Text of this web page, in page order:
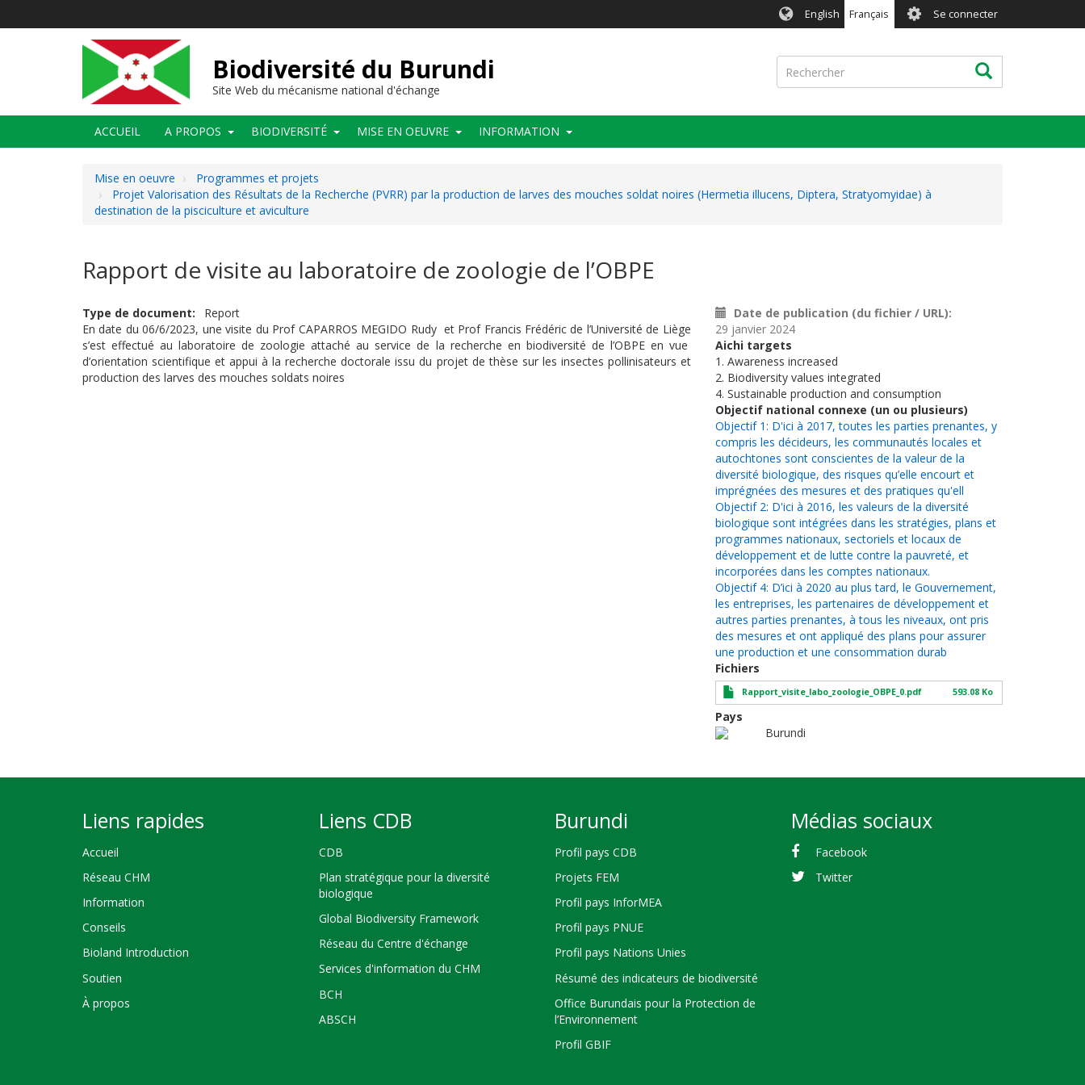
English Français User
account
menu
Se connecter
Biodiversité du Burundi
Site Web du mécanisme national d'échange
Rechercher Rechercher
Main
navigation
ACCUEIL A PROPOS BIODIVERSITÉ MISE EN OEUVRE INFORMATION
Mise en oeuvre
Programmes et projets
Projet Valorisation des Résultats de la Recherche (PVRR) par la production de larves des mouches soldat noires (Hermetia illucens, Diptera, Stratyomyidae) à
destination de la pisciculture et aviculture
Rapport de visite au laboratoire de zoologie de l’OBPE
Type de document
Report
En date du 06/6/2023, une visite du Prof CAPARROS MEGIDO Rudy et Prof Francis Frédéric de l’Université de Liège
s’est effectuéau laboratoire de zoologie attaché au service de la recherche en biodiversité de l’OBPE en vue
d’orientation scientifique et appui à la recherche doctorale issu du projet de thèse sur les insectes pollinisateurs et
production des larves des mouches soldats noires
Date de publication (du fichier / URL)
29 janvier 2024
Aichi targets
1. Awareness increased
2. Biodiversity values integrated
4. Sustainable production and consumption
Objectif national connexe (un ou plusieurs)
Objectif 1: D'ici à 2017, toutes les parties prenantes, y
compris les décideurs, les communautés locales et
autochtones sont conscientes de la valeur de la
diversité biologique, des risques qu’elle encourt et
imprégnées des mesures et des pratiques qu'ell
Objectif 2: D'ici à 2016, les valeurs de la diversité
biologique sont intégrées dans les stratégies, plans et
programmes nationaux, sectoriels et locaux de
développement et de lutte contre la pauvreté, et
incorporées dans les comptes nationaux.
Objectif 4: D’ici à 2020 au plus tard, le Gouvernement,
les entreprises, les partenaires de développement et
autres parties prenantes, à tous les niveaux, ont pris
des mesures et ont appliqué des plans pour assurer
une production et une consommation durab
Fichiers
Rapport_visite_labo_zoologie_OBPE_0.pdf 593.08 Ko
Pays
Burundi
Liens rapides
Accueil
Réseau CHM
Information
Conseils
Bioland Introduction
Soutien
À propos
Liens CDB
CDB
Plan stratégique pour la diversité
biologique
Global Biodiversity Framework
Réseau du Centre d'échange
Services d'information du CHM
BCH
ABSCH
Burundi
Profil pays CDB
Projets FEM
Profil pays InforMEA
Profil pays PNUE
Profil pays Nations Unies
Résumé des indicateurs de biodiversité
Office Burundais pour la Protection de
l’Environnement
Profil GBIF
Médias sociaux
Facebook
Twitter